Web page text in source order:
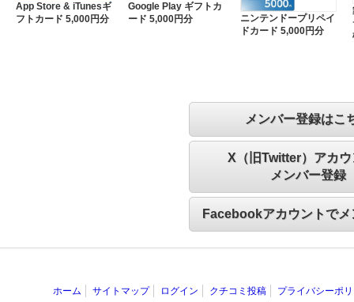
App Store & iTunesギ
フトカード 5,000円分
Google Play ギフトカ
ード 5,000円分
ニンテンドープリペイ
ドカード 5,000円分
メンバー登録はこ
X（旧Twitter）アカウ
メンバー登録
Facebookアカウントでメ
ホーム サイトマップ ログイン クチコミ投稿 プライバシーポ